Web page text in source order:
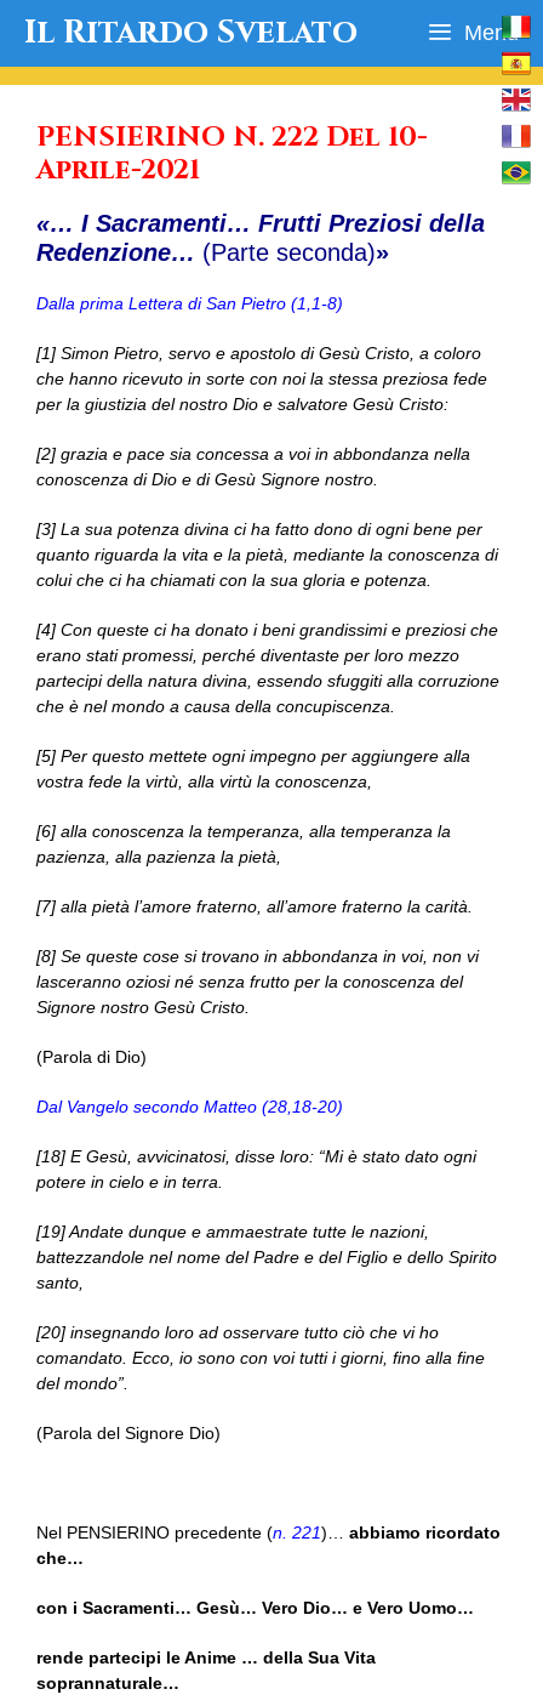
Il Ritardo Svelato Menu
PENSIERINO N. 222 Del 10-
Aprile-2021
«… I Sacramenti… Frutti Preziosi della
Redenzione… (Parte seconda)»
Dalla prima Lettera di San Pietro (1,1-8)
[1] Simon Pietro, servo e apostolo di Gesù Cristo, a coloro
che hanno ricevuto in sorte con noi la stessa preziosa fede
per la giustizia del nostro Dio e salvatore Gesù Cristo:
[2] grazia e pace sia concessa a voi in abbondanza nella
conoscenza di Dio e di Gesù Signore nostro.
[3] La sua potenza divina ci ha fatto dono di ogni bene per
quanto riguarda la vita e la pietà, mediante la conoscenza di
colui che ci ha chiamati con la sua gloria e potenza.
[4] Con queste ci ha donato i beni grandissimi e preziosi che
erano stati promessi, perché diventaste per loro mezzo
partecipi della natura divina, essendo sfuggiti alla corruzione
che è nel mondo a causa della concupiscenza.
[5] Per questo mettete ogni impegno per aggiungere alla
vostra fede la virtù, alla virtù la conoscenza,
[6] alla conoscenza la temperanza, alla temperanza la
pazienza, alla pazienza la pietà,
[7] alla pietà l’amore fraterno, all’amore fraterno la carità.
[8] Se queste cose si trovano in abbondanza in voi, non vi
lasceranno oziosi né senza frutto per la conoscenza del
Signore nostro Gesù Cristo.
(Parola di Dio)
Dal Vangelo secondo Matteo (28,18-20)
[18] E Gesù, avvicinatosi, disse loro: “Mi è stato dato ogni
potere in cielo e in terra.
[19] Andate dunque e ammaestrate tutte le nazioni,
battezzandole nel nome del Padre e del Figlio e dello Spirito
santo,
[20] insegnando loro ad osservare tutto ciò che vi ho
comandato. Ecco, io sono con voi tutti i giorni, fino alla fine
del mondo”.
(Parola del Signore Dio)
Nel PENSIERINO precedente (n. 221)… abbiamo ricordato
che…
con i Sacramenti… Gesù… Vero Dio… e Vero Uomo…
rende partecipi le Anime … della Sua Vita
soprannaturale…